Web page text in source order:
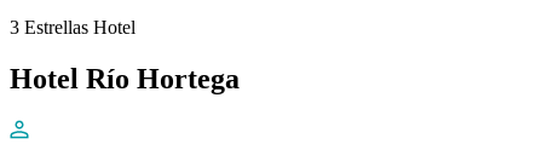
3 Estrellas Hotel
Hotel Río Hortega